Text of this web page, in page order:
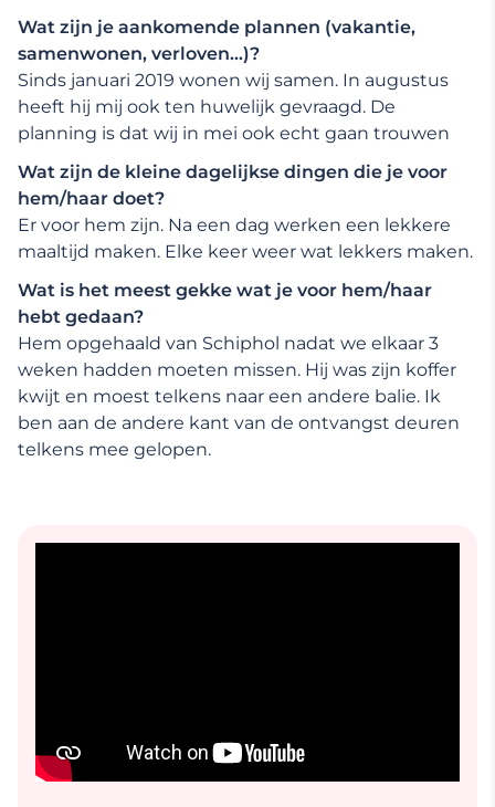
Wat zijn je aankomende plannen (vakantie,
samenwonen, verloven…)?
Sinds januari 2019 wonen wij samen. In augustus
heeft hij mij ook ten huwelijk gevraagd. De
planning is dat wij in mei ook echt gaan trouwen
Wat zijn de kleine dagelijkse dingen die je voor
hem/haar doet?
Er voor hem zijn. Na een dag werken een lekkere
maaltijd maken. Elke keer weer wat lekkers maken.
Wat is het meest gekke wat je voor hem/haar
hebt gedaan?
Hem opgehaald van Schiphol nadat we elkaar 3
weken hadden moeten missen. Hij was zijn koffer
kwijt en moest telkens naar een andere balie. Ik
ben aan de andere kant van de ontvangst deuren
telkens mee gelopen.